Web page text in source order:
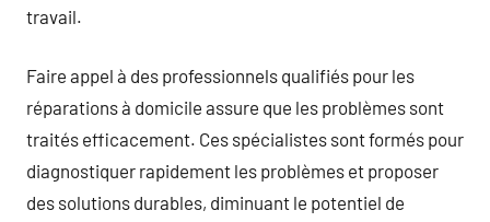
travail.
Faire appel à des professionnels qualifiés pour les
réparations à domicile assure que les problèmes sont
traités efficacement. Ces spécialistes sont formés pour
diagnostiquer rapidement les problèmes et proposer
des solutions durables, diminuant le potentiel de